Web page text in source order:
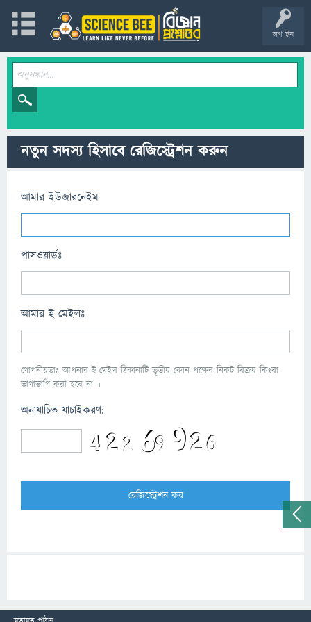
লগ ইন
নতুন সদস্য হিসাবে রেজিস্ট্রেশন করুন
আমার ইউজারনেইম
পাসওয়ার্ডঃ
আমার ই-মেইলঃ
গোপনীয়তাঃ আপনার ই-মেইল ঠিকানাটি তৃতীয় কোন পক্ষের নিকট বিক্রয় কিংবা
ভাগাভাগি করা হবে না ।
অনাযাচিত যাচাইকরণ: